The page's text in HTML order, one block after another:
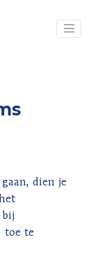
dien je
bij
toe te